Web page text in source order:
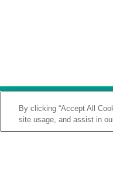
By clicking “Accept All
site usage, and assist in